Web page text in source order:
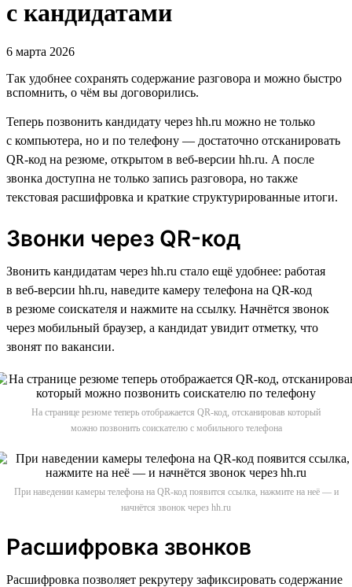
с кандидатами
6 марта 2026
Так удобнее сохранять содержание разговора и можно быстро
вспомнить, о чём вы договорились.
Теперь позвонить кандидату через hh.ru можно не только
с компьютера, но и по телефону — достаточно отсканировать
QR-код на резюме, открытом в веб-версии hh.ru. А после
звонка доступна не только запись разговора, но также
текстовая расшифровка и краткие структурированные итоги.
Звонки через QR-код
Звонить кандидатам через hh.ru стало ещё удобнее: работая
в веб-версии hh.ru, наведите камеру телефона на QR-код
в резюме соискателя и нажмите на ссылку. Начнётся звонок
через мобильный браузер, а кандидат увидит отметку, что
звонят по вакансии.
На странице резюме теперь отображается QR-код, отсканировав который
можно позвонить соискателю с мобильного телефона
При наведении камеры телефона на QR-код появится ссылка, нажмите на неё — и
начнётся звонок через hh.ru
Расшифровка звонков
Расшифровка позволяет рекрутеру зафиксировать содержание